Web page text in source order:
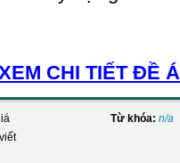
CHI TIẾT ĐỀ
Từ khóa: n/a